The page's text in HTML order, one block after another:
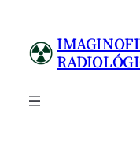
conteúdo